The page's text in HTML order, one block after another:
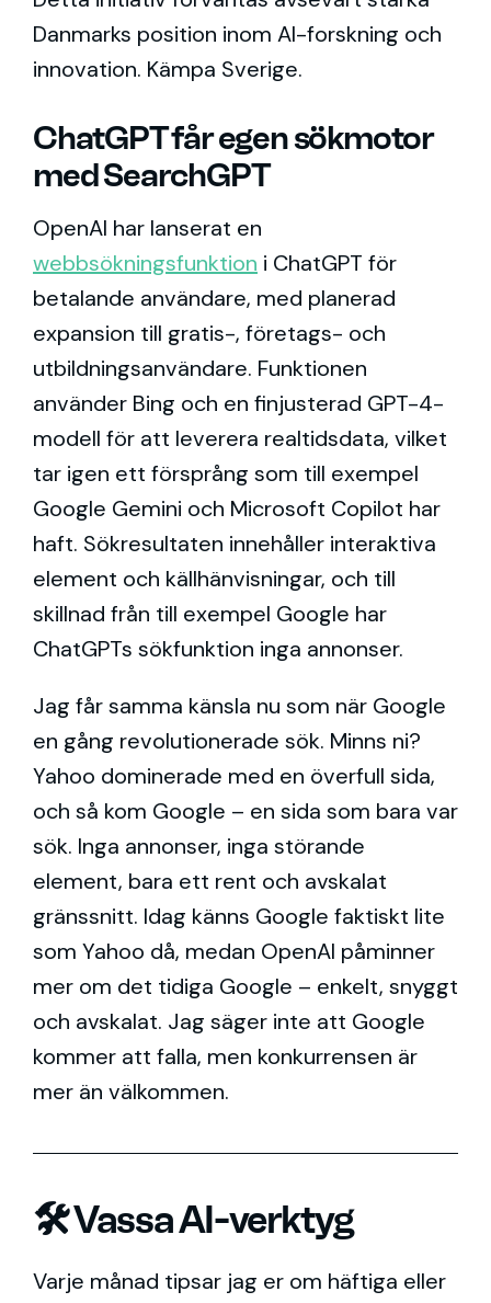
Danmarks position inom AI-forskning och
innovation. Kämpa Sverige.
ChatGPT får egen sökmotor
med SearchGPT
OpenAI har lanserat en
webbsökningsfunktion i ChatGPT för
betalande användare, med planerad
expansion till gratis-, företags- och
utbildningsanvändare. Funktionen
använder Bing och en finjusterad GPT-4-
modell för att leverera realtidsdata, vilket
tar igen ett försprång som till exempel
Google Gemini och Microsoft Copilot har
haft. Sökresultaten innehåller interaktiva
element och källhänvisningar, och till
skillnad från till exempel Google har
ChatGPTs sökfunktion inga annonser.
Jag får samma känsla nu som när Google
en gång revolutionerade sök. Minns ni?
Yahoo dominerade med en överfull sida,
och så kom Google – en sida som bara var
sök. Inga annonser, inga störande
element, bara ett rent och avskalat
gränssnitt. Idag känns Google faktiskt lite
som Yahoo då, medan OpenAI påminner
mer om det tidiga Google – enkelt, snyggt
och avskalat. Jag säger inte att Google
kommer att falla, men konkurrensen är
mer än välkommen.
🛠️ Vassa AI-verktyg
Varje månad tipsar jag er om häftiga eller